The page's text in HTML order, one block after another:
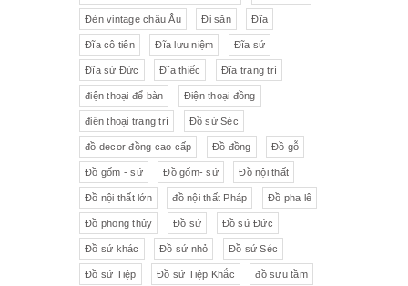
Đèn vintage châu Âu Đi săn Đĩa
Đĩa cô tiên Đĩa lưu niệm Đĩa sứ
Đĩa sứ Đức Đĩa thiếc Đĩa trang trí
điện thoại để bàn Điện thoại đồng
điên thoại trang trí Đồ sứ Séc
đồ decor đồng cao cấp Đồ đồng Đồ gỗ
Đồ gốm - sứ Đồ gốm- sứ Đồ nội thất
Đồ nội thất lớn đồ nội thất Pháp Đồ pha lê
Đồ phong thủy Đồ sứ Đồ sứ Đức
Đồ sứ khác Đồ sứ nhỏ Đồ sứ Séc
Đồ sứ Tiệp Đồ sứ Tiệp Khắc đồ sưu tầm